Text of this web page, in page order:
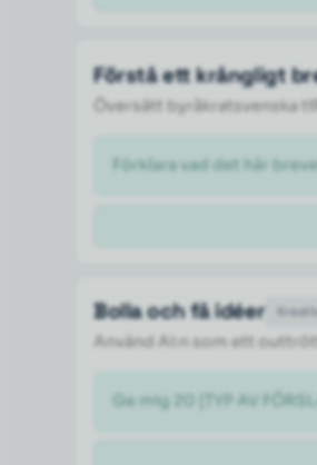
Förstå ett krångligt
Översätt byråkratsvenska
Förklara vad det här
Bolla och få idéer
Använd AI:n som ett
Ge mig 20 [TYP AV